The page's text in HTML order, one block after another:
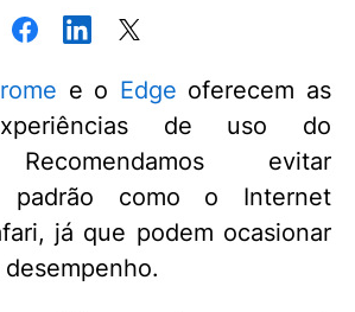
e o Edge oferecem as
de uso do
evitar
padrão como o Internet
já que podem ocasionar